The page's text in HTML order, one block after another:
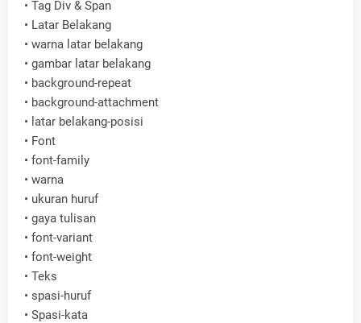
• Tag Div & Span
• Latar Belakang
• warna latar belakang
• gambar latar belakang
• background-repeat
• background-attachment
• latar belakang-posisi
• Font
• font-family
• warna
• ukuran huruf
• gaya tulisan
• font-variant
• font-weight
• Teks
• spasi-huruf
• Spasi-kata